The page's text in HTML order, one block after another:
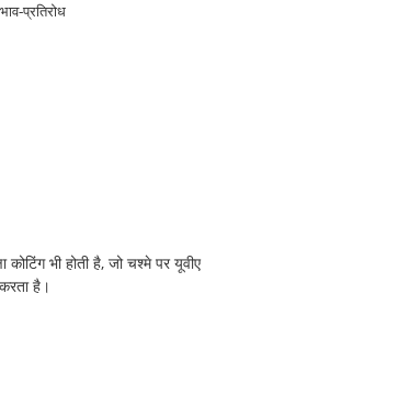
प्रतिरोध
भी होती है, जो चश्मे पर यूवीए
है।